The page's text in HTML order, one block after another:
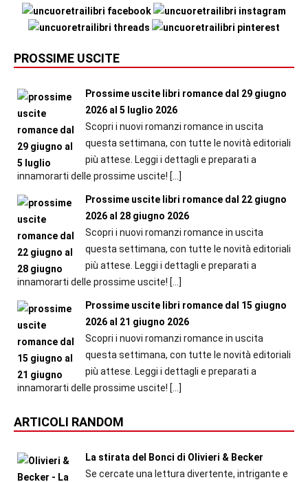
PROSSIME USCITE
Prossime uscite libri romance dal 29 giugno
2026 al 5 luglio 2026
Scopri i nuovi romanzi romance in uscita
questa settimana, con tutte le novità editoriali
più attese. Leggi i dettagli e preparati a
innamorarti delle prossime uscite! […]
Prossime uscite libri romance dal 22 giugno
2026 al 28 giugno 2026
Scopri i nuovi romanzi romance in uscita
questa settimana, con tutte le novità editoriali
più attese. Leggi i dettagli e preparati a
innamorarti delle prossime uscite! […]
Prossime uscite libri romance dal 15 giugno
2026 al 21 giugno 2026
Scopri i nuovi romanzi romance in uscita
questa settimana, con tutte le novità editoriali
più attese. Leggi i dettagli e preparati a
innamorarti delle prossime uscite! […]
ARTICOLI RANDOM
La stirata del Bonci di Olivieri & Becker
Se cercate una lettura divertente, intrigante e